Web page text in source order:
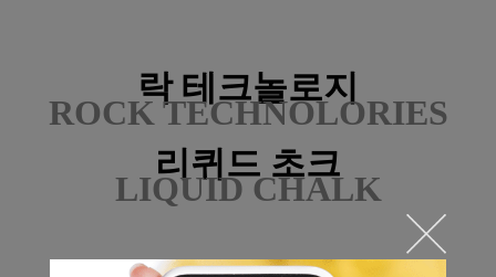
락 테크놀로지
ROCK TECHNOLORIES
리퀴드 초크
LIQUID CHALK